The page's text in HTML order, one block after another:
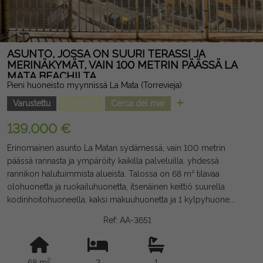
ASUNTO, JOSSA ON SUURI TERASSI JA
MERINÄKYMÄT, VAIN 100 METRIN PÄÄSSÄ LA
MATA BEACHILTA
Pieni huoneisto myynnissä La Mata (Torrevieja)
Varustettu
Cerca del mar
139.000 €
Erinomainen asunto La Matan sydämessä, vain 100 metrin
päässä rannasta ja ympäröity kaikilla palveluilla, yhdessä
rannikon halutuimmista alueista. Talossa on 68 m² tilavaa
olohuonetta ja ruokailuhuonetta, itsenäinen keittiö suurella
kodinhoitohuoneella, kaksi makuuhuonetta ja 1 kylpyhuone.
merelle ja upeaa valoa suurimman osan päivästä.
Rakennuksessa sijaitsee neljännessä kerroksessa ilman hissiä, ja
siellä on myös varastotila sekä yhteiset suihkut, mikä on
Ref: AA-3651
2